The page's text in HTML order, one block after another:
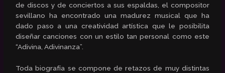
de discos y de conciertos a sus espaldas, el compositor
sevillano ha encontrado una madurez musical que ha
dado paso a una creatividad artística que le posibilita
diseñar canciones con un estilo tan personal como este
“Adivina, Adivinanza”.
Toda biografía se compone de retazos de muy distintas